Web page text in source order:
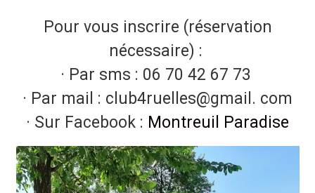
Pour vous inscrire (réservation
nécessaire) :
· Par sms : 06 70 42 67 73
· Par mail : club4ruelles@gmail. com
· Sur Facebook : Montreuil Paradise